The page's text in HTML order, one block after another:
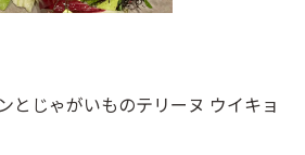
とじゃがいものテリーヌ ウイキョ